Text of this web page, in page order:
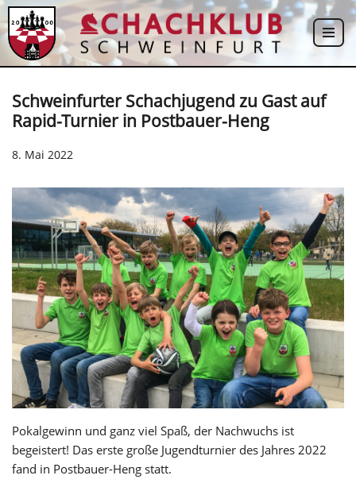
Zum
Inhalt
Schweinfurter Schachjugend zu Gast auf
Rapid-Turnier in Postbauer-Heng
8. Mai 2022
Pokalgewinn und ganz viel Spaß, der Nachwuchs ist
begeistert! Das erste große Jugendturnier des Jahres 2022
fand in Postbauer-Heng statt.